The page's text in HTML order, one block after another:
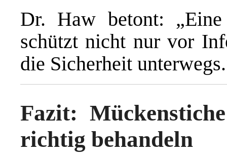
Dr. Haw betont: „Eine
schützt nicht nur vor
die Sicherheit
Fazit:
richtig behandeln